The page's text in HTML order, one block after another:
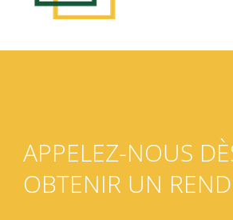
APPELEZ-NOUS
OBTENIR UN